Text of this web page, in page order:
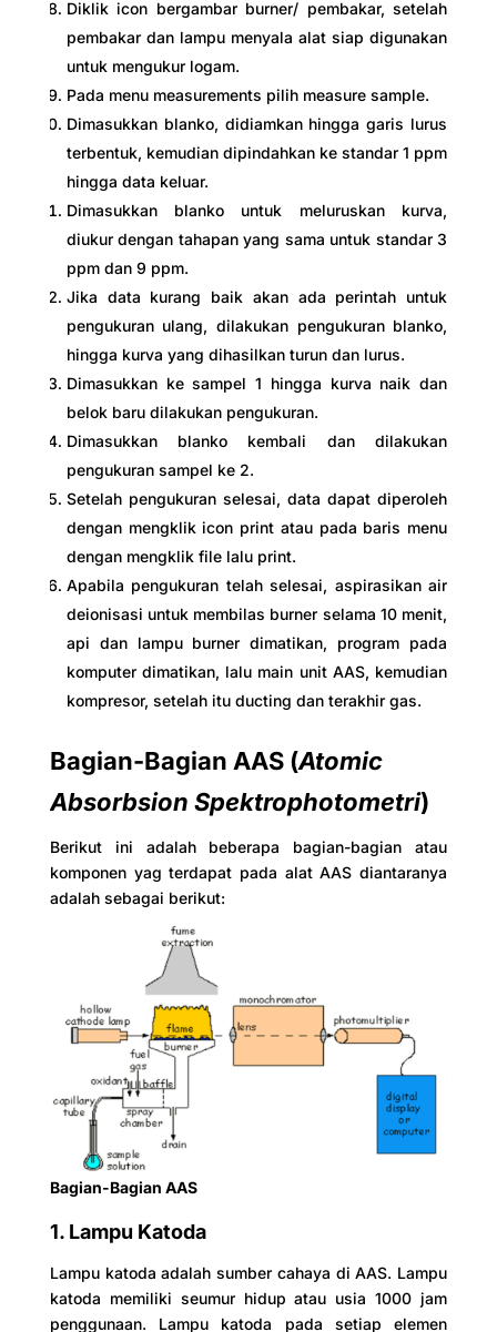
Diklik icon bergambar burner/ pembakar, setelah
pembakar dan lampu menyala alat siap digunakan
untuk mengukur logam.
Pada menu measurements pilih measure sample.
Dimasukkan blanko, didiamkan hingga garis lurus
terbentuk, kemudian dipindahkan ke standar 1 ppm
hingga data keluar.
Dimasukkan blanko untuk meluruskan kurva,
diukur dengan tahapan yang sama untuk standar 3
ppm dan 9 ppm.
Jika data kurang baik akan ada perintah untuk
pengukuran ulang, dilakukan pengukuran blanko,
hingga kurva yang dihasilkan turun dan lurus.
Dimasukkan ke sampel 1 hingga kurva naik dan
belok baru dilakukan pengukuran.
Dimasukkan blanko kembali dan dilakukan
pengukuran sampel ke 2.
Setelah pengukuran selesai, data dapat diperoleh
dengan mengklik icon print atau pada baris menu
dengan mengklik file lalu print.
Apabila pengukuran telah selesai, aspirasikan air
deionisasi untuk membilas burner selama 10 menit,
api dan lampu burner dimatikan, program pada
komputer dimatikan, lalu main unit AAS, kemudian
kompresor, setelah itu ducting dan terakhir gas.
Bagian-Bagian AAS (Atomic
Absorbsion Spektrophotometri)
Berikut ini adalah beberapa bagian-bagian atau
komponen yag terdapat pada alat AAS diantaranya
adalah sebagai berikut:
Bagian-Bagian AAS
1. Lampu Katoda
Lampu katoda adalah sumber cahaya di AAS. Lampu
katoda memiliki seumur hidup atau usia 1000 jam
penggunaan. Lampu katoda pada setiap elemen